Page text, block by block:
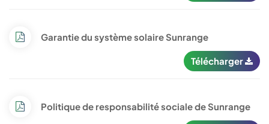
Garantie du système solaire Sunrange
Télécharger
Politique de responsabilité sociale de Sunrange